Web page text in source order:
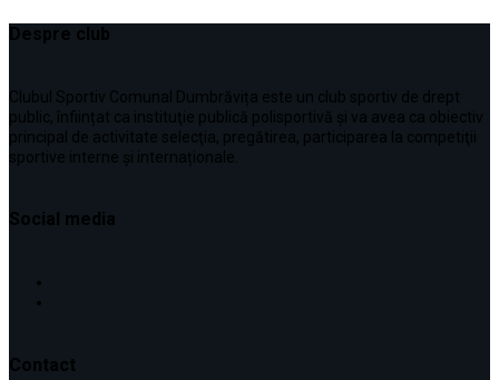
Despre club
Clubul Sportiv Comunal Dumbrăvița este un club sportiv de drept
public, înființat ca instituţie publică polisportivă și va avea ca obiectiv
principal de activitate selecţia, pregătirea, participarea la competiţii
sportive interne şi internaționale.
Social media
Contact